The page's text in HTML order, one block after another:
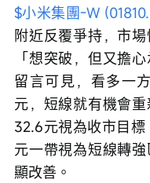
$小米集團-W
附近反覆爭持，市
「想突破，但又擔
留言可見，看多一
元，短線就有機會
32.6元視為收市目
元一帶視為短線轉
顯改善。